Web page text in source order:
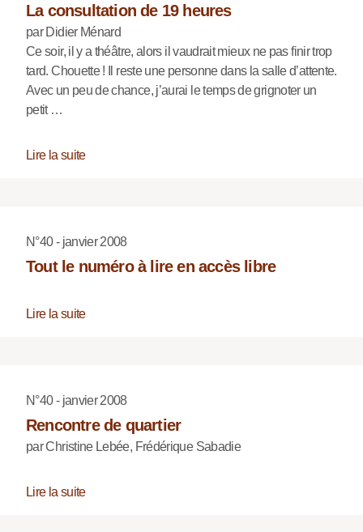
La consultation de 19 heures
par Didier Ménard
Ce soir, il y a théâtre, alors il vaudrait mieux ne pas finir trop
tard. Chouette ! Il reste une personne dans la salle d’attente.
Avec un peu de chance, j’aurai le temps de grignoter un
petit …
Lire la suite
N°40 - janvier 2008
Tout le numéro à lire en accès libre
Lire la suite
N°40 - janvier 2008
Rencontre de quartier
par Christine Lebée, Frédérique Sabadie
Lire la suite